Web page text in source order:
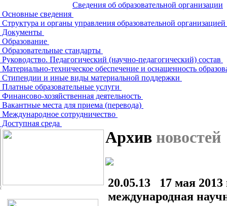
Сведения об образовательной организации
Основные сведения
Структура и органы управления образовательной организацией
Документы
Образование
Образовательные стандарты
Руководство. Педагогический (научно-педагогический) состав
Материально-техническое обеспечение и оснащенность
Стипендии и иные виды материальной поддержки
Платные образовательные услуги
Финансово-хозяйственная деятельность
Вакантные места для приема (перевода)
Международное сотрудничество
Доступная среда
Архив новостей
20.05.13 17 мая
международная